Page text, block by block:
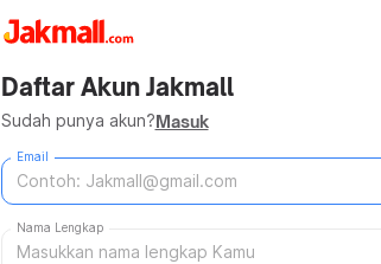
Daftar Akun Jakmall
Sudah punya akun?Masuk
Email
Nama Lengkap